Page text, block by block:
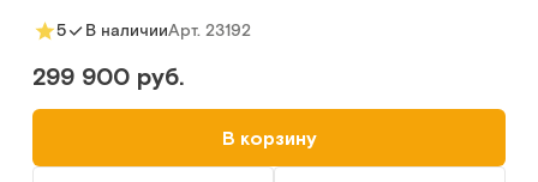
5 В наличииАрт. 23192
299 900 руб.
В корзину